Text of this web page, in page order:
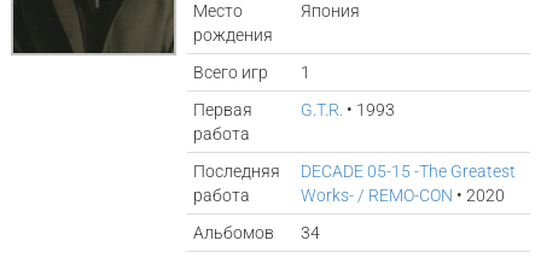
Место
рождения
Япония
Всего игр
1
Первая
работа
G.T.R. • 1993
Последняя
работа
DECADE 05-15 -The Greatest
Works- / REMO-CON • 2020
Альбомов
34